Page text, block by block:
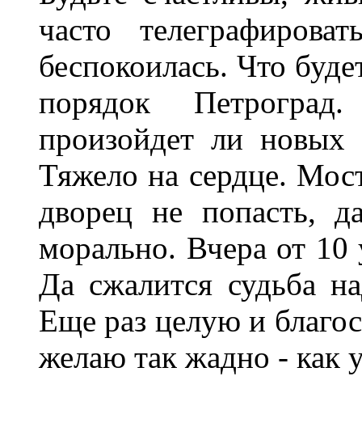
часто
беспокоилась. Что
порядок
произойдет ли новых
Тяжело на сердце.
дворец не попасть,
морально. Вчера от 10
Да сжалится судьба
Еще раз целую и
желаю так жадно - как